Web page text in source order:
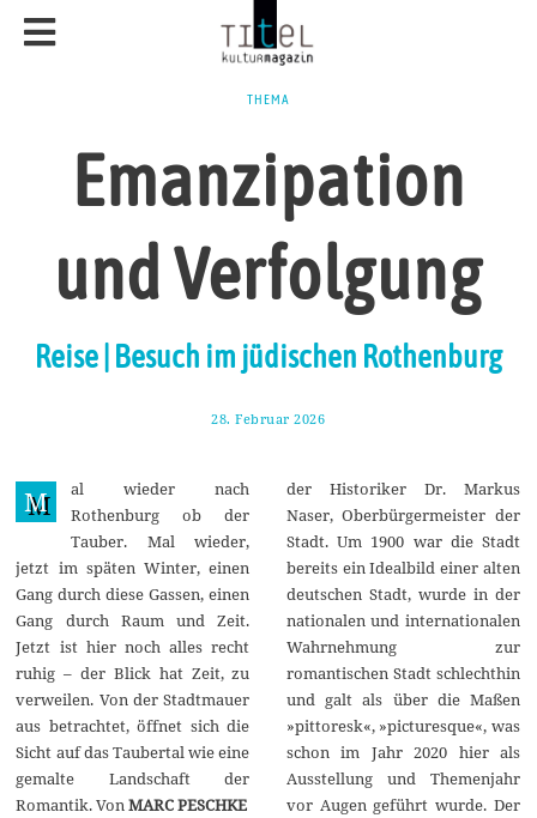
THEMA
Emanzipation
und Verfolgung
Reise | Besuch im jüdischen Rothenburg
28. Februar 2026
r
2
0
2
6
M
al wieder nach
Rothenburg ob der
Tauber. Mal wieder,
jetzt im späten Winter, einen
Gang durch diese Gassen, einen
Gang durch Raum und Zeit.
Jetzt ist hier noch alles recht
ruhig – der Blick hat Zeit, zu
verweilen. Von der Stadtmauer
aus betrachtet, öffnet sich die
Sicht auf das Taubertal wie eine
gemalte Landschaft der
Romantik. VonMARC PESCHKE
der Historiker Dr. Markus
Naser, Oberbürgermeister der
Stadt. Um 1900 war die Stadt
bereits ein Idealbild einer alten
deutschen Stadt, wurde in der
nationalen und internationalen
Wahrnehmung zur
romantischen Stadt schlechthin
und galt als über die Maßen
»pittoresk«, »picturesque«, was
schon im Jahr 2020 hier als
Ausstellung und Themenjahr
vor Augen geführt wurde. Der